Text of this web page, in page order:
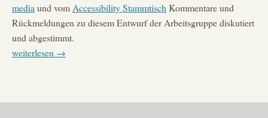
media und vom Accessibility Stammtisch Kommentare und
Rückmeldungen zu diesem Entwurf der Arbeitsgruppe diskutiert
und abgestimmt.
Kommentare
weiterlesen →